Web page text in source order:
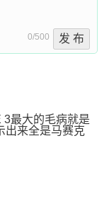
0/500 发 布
3最大的毛病就是
出来全是马赛克